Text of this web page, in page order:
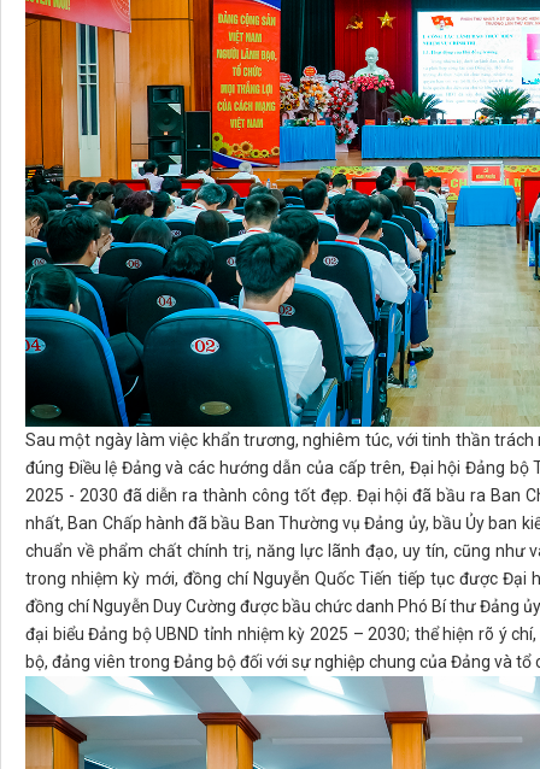
Sau một ngày làm việc khẩn trương, nghiêm túc, với tinh thần
đúng Điều lệ Đảng và các hướng dẫn của cấp trên, Đại hội Đảng bộ
2025 - 2030 đã diễn ra thành công tốt đẹp. Đại hội đã bầu ra Ban
nhất, Ban Chấp hành đã bầu Ban Thường vụ Đảng ủy, bầu Ủy ban
chuẩn về phẩm chất chính trị, năng lực lãnh đạo, uy tín, cũng
trong nhiệm kỳ mới, đồng chí Nguyễn Quốc Tiến tiếp tục được
đồng chí Nguyễn Duy Cường được bầu chức danh Phó Bí thư Đảng
đại biểu Đảng bộ UBND tỉnh nhiệm kỳ 2025 – 2030; thể hiện rõ ý
bộ, đảng viên trong Đảng bộ đối với sự nghiệp chung của Đảng và tổ